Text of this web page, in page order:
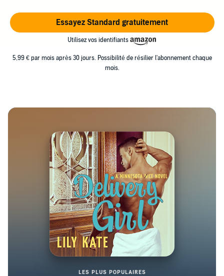
Essayez Standard gratuitement
Utilisez vos identifiants
5,99 € par mois après 30 jours. Possibilité de résilier l'abonnement chaque
mois.
LES PLUS POPULAIRES